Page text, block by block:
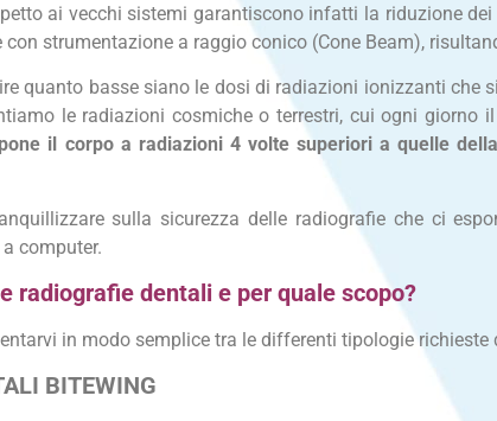
ai vecchi sistemi garantiscono infatti la riduzione
con strumentazione a raggio conico (Cone Beam),
quanto basse siano le dosi di radiazioni ionizzanti
le radiazioni cosmiche o terrestri, cui ogni giorno
il corpo a radiazioni 4 volte superiori a quelle
sulla sicurezza delle radiografie che ci
computer.
radiografie dentali e per quale scopo?
in modo semplice tra le differenti tipologie richieste
BITEWING